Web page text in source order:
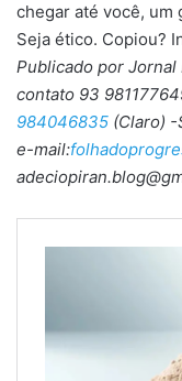
chegar até você, um
Seja ético. Copiou?
Publicado por Jornal
contato 93
984046835 (Claro) -
e-mail: